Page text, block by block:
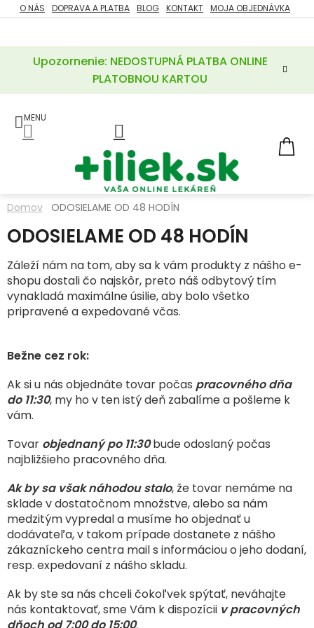
Prejsť
na
Upozornenie: NEDOSTUPNÁ PLATBA ONLINE
PLATOBNOU KARTOU
O NÁS DOPRAVA A PLATBA BLOG KONTAKT MOJA OBJEDNÁVKA
ZĽAVY
POTREBY
A
LIEKY
A
MINERÁLY
KOZMETIKA
TRÁVENIE
EROTIKA
BOLESŤ
DENTÁLNA
HYGIENA
ZDRAVOTNÍCKE
POMÔCKY
PRÍRODNÉ
LIEKY
VETERINA
Domov ODOSIELAME OD 48 HODÍN
ODOSIELAME OD 48 HODÍN
Záleží nám na tom, aby sa k vám produkty z nášho e-
shopu dostali čo najskôr, preto náš odbytový tím
vynakladá maximálne úsilie, aby bolo všetko
pripravené a expedované včas.
Bežne cez rok:
Ak si u nás objednáte tovar počas pracovného dňa
do 11:30, my ho v ten istý deň zabalíme a pošleme k
vám.
Tovar objednaný po 11:30bude odoslaný počas
najbližšieho pracovného dňa.
Ak by sa však náhodou stalo, že tovar nemáme na
sklade v dostatočnom množstve, alebo sa nám
medzitým vypredal a musíme ho objednať u
dodávateľa, v takom prípade dostanete z nášho
zákazníckeho centra mail s informáciou o jeho dodaní,
resp. expedovaní z nášho skladu.
Ak by ste sa nás chceli čokoľvek spýtať, neváhajte
nás kontaktovať, sme Vám k dispozícii v pracovných